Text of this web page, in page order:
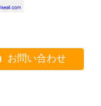
お問い合わせ